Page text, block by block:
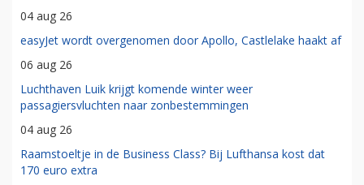
04 aug 26
easyJet wordt overgenomen door Apollo, Castlelake haakt af
06 aug 26
Luchthaven Luik krijgt komende winter weer
passagiersvluchten naar zonbestemmingen
04 aug 26
Raamstoeltje in de Business Class? Bij Lufthansa kost dat
170 euro extra